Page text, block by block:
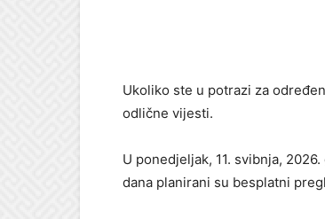
Ukoliko ste u potrazi za
odlične vijesti.
U ponedjeljak, 11. svibnja,
dana planirani su besplatni